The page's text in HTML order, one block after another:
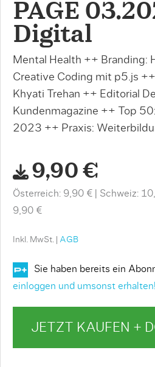
PAGE
Digital
Mental Health ++ Branding:
Creative Coding mit p5.js
Khyati Trehan ++ Editorial
Kundenmagazine ++ Top
2023 ++ Praxis:
9,90 €
Österreich: 9,90 € Schweiz:
9,90 €
Inkl. MwSt. | AGB
Sie haben bereits ein
einloggen und umsonst erhalten!
JETZT KAUFEN +